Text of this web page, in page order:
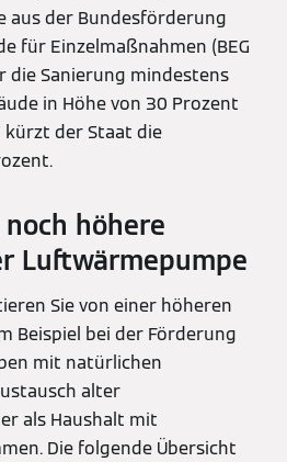
aus der Bundesförderung
für Einzelmaßnahmen (BEG
die Sanierung mindestens
in Höhe von 30 Prozent
kürzt der Staat die
höhere
Luftwärmepumpe
Sie von einer höheren
Beispiel bei der Förderung
mit natürlichen
alter
als Haushalt mit
Die folgende Übersicht